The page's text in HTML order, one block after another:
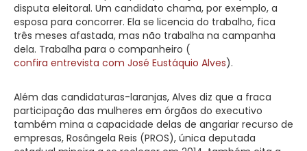
disputa eleitoral. Um candidato chama, por exemplo, a
esposa para concorrer. Ela se licencia do trabalho, fica
três meses afastada, mas não trabalha na campanha
dela. Trabalha para o companheiro (
confira entrevista com José Eustáquio Alves).
Além das candidaturas-laranjas, Alves diz que a fraca
participação das mulheres em órgãos do executivo
também mina a capacidade delas de angariar recurso de
empresas, Rosângela Reis (PROS), única deputada